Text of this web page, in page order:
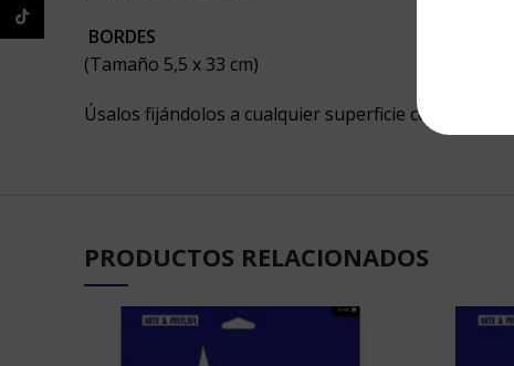
BORDES
(Tamaño 5,5 x 33 cm)
Úsalos fijándolos a cualquier superficie con nuestro <
PRODUCTOS RELACIONADOS